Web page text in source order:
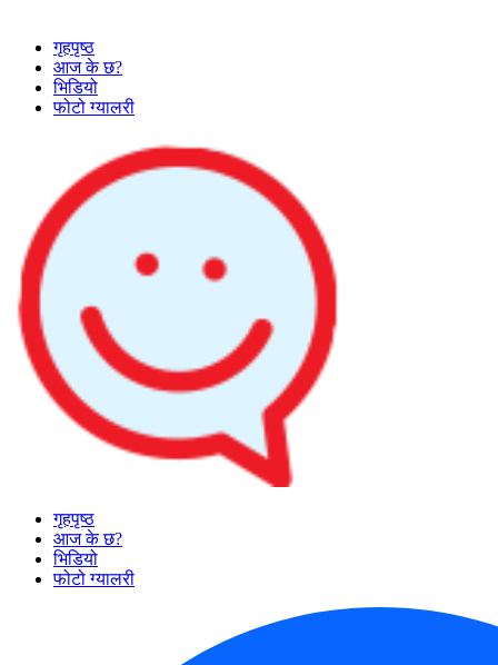
गृहपृष्ठ
आज के छ?
भिडियो
फोटो ग्यालरी
गृहपृष्ठ
आज के छ?
भिडियो
फोटो ग्यालरी